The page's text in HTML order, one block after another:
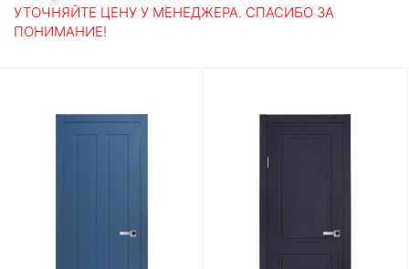
УТОЧНЯЙТЕ ЦЕНУ У МЕНЕДЖЕРА. СПАСИБО ЗА
ПОНИМАНИЕ!